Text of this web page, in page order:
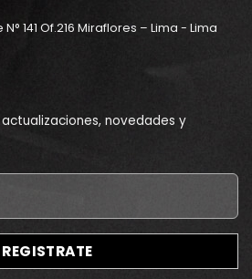
141 Of.216 Miraflores – Lima - Lima
novedades y